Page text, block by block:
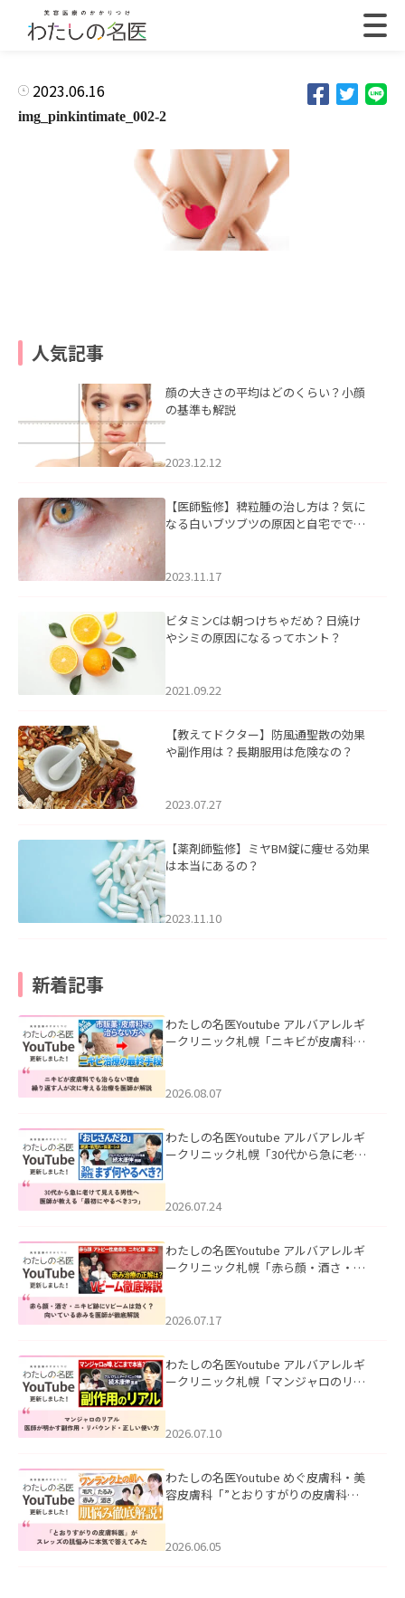
2023.06.16
img_pinkintimate_002-2
人気記事
顔の大きさの平均はどのくらい？小顔
の基準も解説
2023.12.12
【医師監修】稗粒腫の治し方は？気に
なる白いブツブツの原因と自宅ででき
2023.11.17
ビタミンCは朝つけちゃだめ？日焼け
やシミの原因になるってホント？
2021.09.22
【教えてドクター】防風通聖散の効果
や副作用は？長期服用は危険なの？
2023.07.27
【薬剤師監修】ミヤBM錠に痩せる効果
は本当にあるの？
2023.11.10
新着記事
わたしの名医Youtube アルバアレルギ
ークリニック札幌「ニキビが皮膚科で
ました。
2026.08.07
わたしの名医Youtube アルバアレルギ
ークリニック札幌「30代から急に老け
た。
2026.07.24
わたしの名医Youtube アルバアレルギ
ークリニック札幌「赤ら顔・酒さ・ニ
した。
2026.07.17
わたしの名医Youtube アルバアレルギ
ークリニック札幌「マンジャロのリア
た。
2026.07.10
わたしの名医Youtube めぐ皮膚科・美
容皮膚科「”とおりすがりの皮膚科
2026.06.05